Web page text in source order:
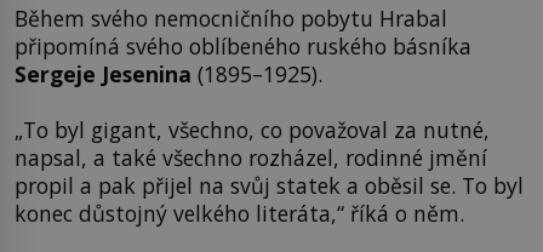
Během svého nemocničního pobytu Hrabal
připomíná svého oblíbeného ruského básníka
Sergeje Jesenina (1895–1925).
„To byl gigant, všechno, co považoval za nutné,
napsal, a také všechno rozházel, rodinné jmění
propil a pak přijel na svůj statek a oběsil se. To byl
konec důstojný velkého literáta,“ říká o něm.